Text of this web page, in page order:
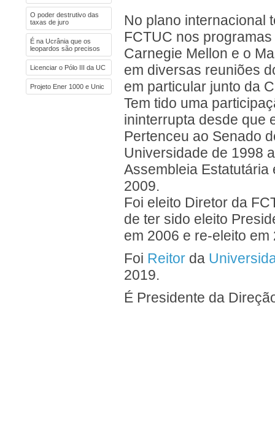
O poder destrutivo das
taxas de juro
É na Ucrânia que os
leopardos são precisos
Licenciar o Pólo III da UC
Projeto Ener 1000 e Unic
No plano internacional
FCTUC nos
Carnegie Mellon e o
em diversas reuniões
em particular junto da
Tem tido uma
ininterrupta desde que
Pertenceu ao Senado
Universidade de 1998
Assembleia
2009.
Foi eleito Diretor da
de ter sido eleito
em 2006 e re-eleito
Foi Reitor da
2019.
É Presidente da